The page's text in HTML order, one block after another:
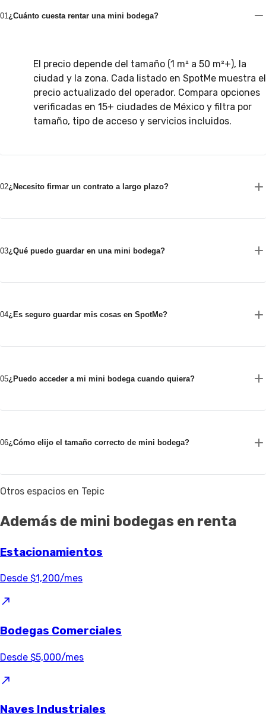
01 ¿Cuánto cuesta rentar una mini bodega?
El precio depende del tamaño (1 m² a 50 m²+), la
ciudad y la zona. Cada listado en SpotMe muestra el
precio actualizado del operador. Compara opciones
verificadas en 15+ ciudades de México y filtra por
tamaño, tipo de acceso y servicios incluidos.
02¿Necesito firmar un contrato a largo plazo?
03¿Qué puedo guardar en una mini bodega?
04¿Es seguro guardar mis cosas en SpotMe?
05¿Puedo acceder a mi mini bodega cuando quiera?
06¿Cómo elijo el tamaño correcto de mini bodega?
Otros espacios en Tepic
Además de mini bodegas en renta
Estacionamientos
Desde $1,200/mes
Bodegas Comerciales
Desde $5,000/mes
Naves Industriales